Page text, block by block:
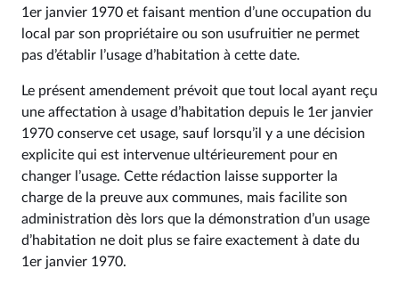
1er janvier 1970 et faisant mention d’une occupation du
local par son propriétaire ou son usufruitier ne permet
pas d’établir l’usage d’habitation à cette date.
Le présent amendement prévoit que tout local ayant reçu
une affectation à usage d’habitation depuis le 1er janvier
1970 conserve cet usage, sauf lorsqu’il y a une décision
explicite qui est intervenue ultérieurement pour en
changer l’usage. Cette rédaction laisse supporter la
charge de la preuve aux communes, mais facilite son
administration dès lors que la démonstration d’un usage
d’habitation ne doit plus se faire exactement à date du
1er janvier 1970.